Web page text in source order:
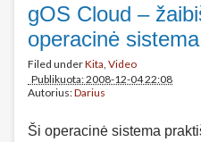
gOS Cloud –
operacinė
Filed underKita Video
Publikuota: 2008-12-04 22:08
Autorius:Darius
Ši operacinė sistema